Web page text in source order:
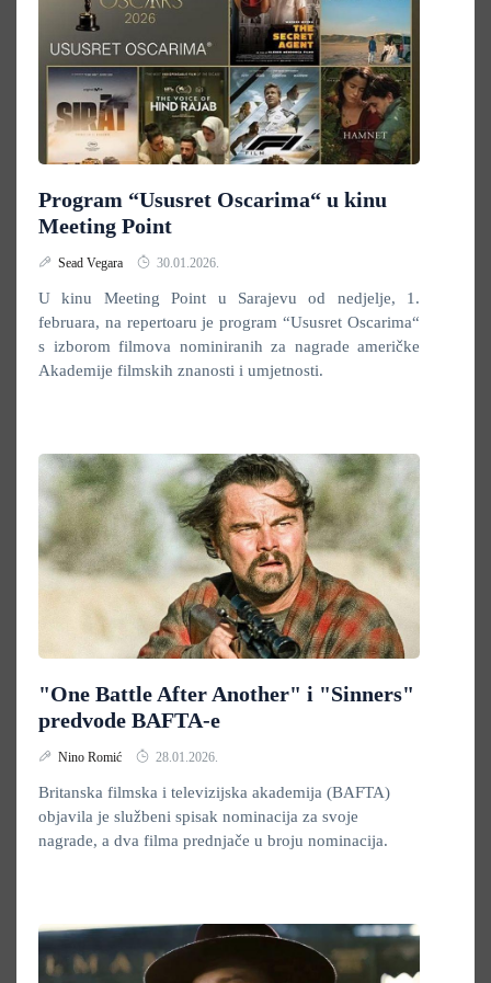
Program “Ususret Oscarima“ u kinu
Meeting Point
Sead Vegara 30.01.2026.
U kinu Meeting Point u Sarajevu od nedjelje, 1.
februara, na repertoaru je program “Ususret Oscarima“
s izborom filmova nominiranih za nagrade američke
Akademije filmskih znanosti i umjetnosti.
"One Battle After Another" i "Sinners"
predvode BAFTA-e
Nino Romić 28.01.2026.
Britanska filmska i televizijska akademija (BAFTA)
objavila je službeni spisak nominacija za svoje
nagrade, a dva filma prednjače u broju nominacija.